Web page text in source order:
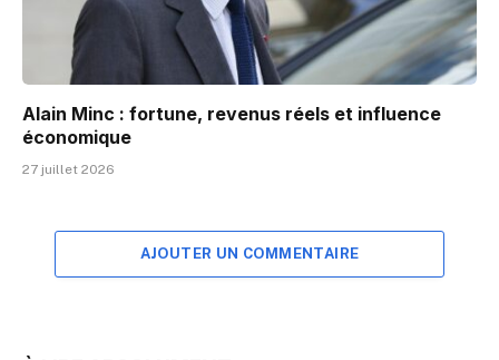
Alain Minc : fortune, revenus réels et influence
économique
27 juillet 2026
AJOUTER UN COMMENTAIRE